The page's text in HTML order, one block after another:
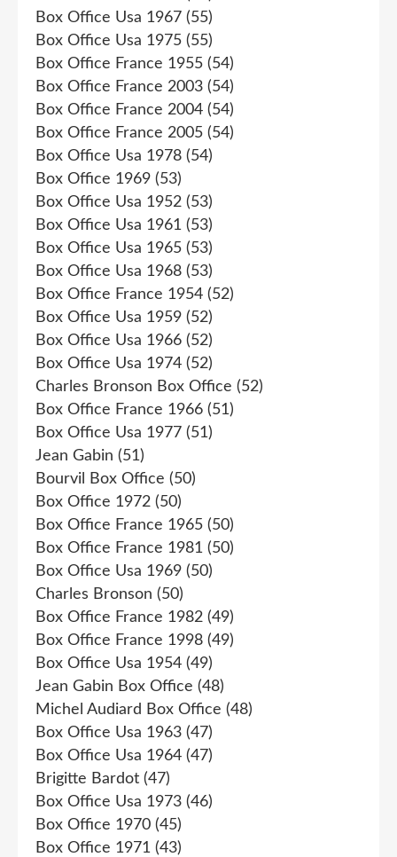
Box Office Usa 1967 (55)
Box Office Usa 1975 (55)
Box Office France 1955 (54)
Box Office France 2003 (54)
Box Office France 2004 (54)
Box Office France 2005 (54)
Box Office Usa 1978 (54)
Box Office 1969 (53)
Box Office Usa 1952 (53)
Box Office Usa 1961 (53)
Box Office Usa 1965 (53)
Box Office Usa 1968 (53)
Box Office France 1954 (52)
Box Office Usa 1959 (52)
Box Office Usa 1966 (52)
Box Office Usa 1974 (52)
Charles Bronson Box Office (52)
Box Office France 1966 (51)
Box Office Usa 1977 (51)
Jean Gabin (51)
Bourvil Box Office (50)
Box Office 1972 (50)
Box Office France 1965 (50)
Box Office France 1981 (50)
Box Office Usa 1969 (50)
Charles Bronson (50)
Box Office France 1982 (49)
Box Office France 1998 (49)
Box Office Usa 1954 (49)
Jean Gabin Box Office (48)
Michel Audiard Box Office (48)
Box Office Usa 1963 (47)
Box Office Usa 1964 (47)
Brigitte Bardot (47)
Box Office Usa 1973 (46)
Box Office 1970 (45)
Box Office 1971 (43)